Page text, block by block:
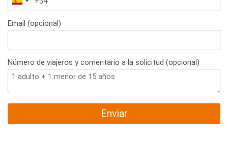
España
+34
Email (opcional)
Número de viajeros y comentario a la solicitud (opcional)
Enviar